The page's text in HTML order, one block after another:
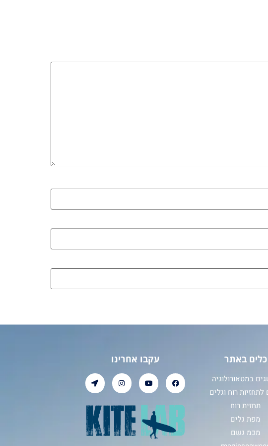
כלים באתר
במטאורולוגיה
לתחזיות רוח וגלים
תחזית רוח
מפת גלים
מכמ גשם
עקבו אחרינו